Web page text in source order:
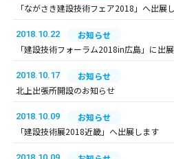
「ながさき建設技術フェア2018」へ出展
2018.10.22
お知らせ
「建設技術フォーラム2018in広島」に出
2018.10.17
お知らせ
北上出張所開設のお知らせ
2018.10.09
お知らせ
「建設技術展2018近畿」へ出展します